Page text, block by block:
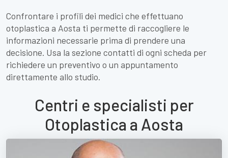
Confrontare i profili dei medici che effettuano
otoplastica a Aosta ti permette di raccogliere le
informazioni necessarie prima di prendere una
decisione. Usa la sezione contatti di ogni scheda per
richiedere un preventivo o un appuntamento
direttamente allo studio.
Centri e specialisti per
Otoplastica a Aosta